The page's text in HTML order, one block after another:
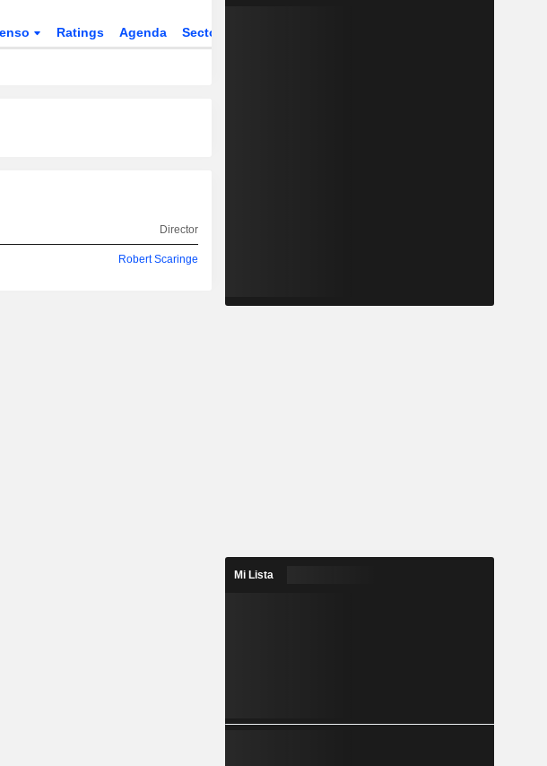
Ratings Agenda Sector
Director
Robert Scaringe
Mi Lista